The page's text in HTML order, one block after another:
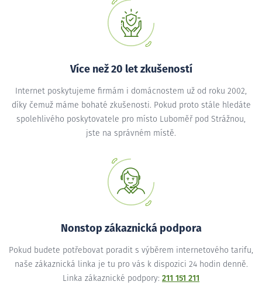
Více než 20 let zkušeností
Internet poskytujeme firmám i domácnostem už od roku 2002,
díky čemuž máme bohaté zkušenosti. Pokud proto stále hledáte
spolehlivého poskytovatele pro místo Luboměř pod Strážnou,
jste na správném místě.
Nonstop zákaznická podpora
Pokud budete potřebovat poradit s výběrem internetového tarifu,
naše zákaznická linka je tu pro vás k dispozici 24 hodin denně.
Linka zákaznické podpory: 211 151 211